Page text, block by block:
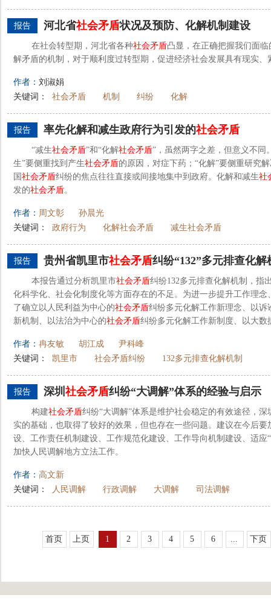
报告 河北省社会矛盾状况及预防、化解机制建设
在社会转型期，河北省各种社会矛盾凸显，在正确把握我们面
解矛盾的机制，对于顺利度过转型期，促进经济社会发展具有现实、
作者： 刘淑娟
关键词：
社会矛盾 机制 纠纷 化解
报告 率先化解和减生政府行为引发的社会矛盾
“减生社会矛盾”和“化解社会矛盾”，虽然两字之差，但意义不同
生”要侧重找到产生社会矛盾的原因，对症下药；“化解”要侧重研究
国 社会矛盾纠纷的焦点往往直接或间接地集中到政府。化解和减生社
发的社会矛盾。
作者： 周文彰
孙晨光
关键词：
政府行为 化解社会矛盾 减生社会矛盾
报告 贵州省凯里市社会矛盾纠纷“132”多元排查化解
本报告通过分析凯里市社会矛盾纠纷132多元排查化解机制，指
化科学化、社会化制度化等方面存在的不足。为进一步提升工作理
了确立以人民利益为中心的社会矛盾纠纷多元化解工作新理念、以诉
新机制、以法治为中心的社会矛盾纠纷多元化解工作新制度、以大数
作者： 冉友敏 胡江成
尹科峰
关键词：
凯里市 社会矛盾纠纷 132多元排查化解机制
报告 深圳 社会矛盾纠纷“大调解”体系的经验与启示
构建社会矛盾纠纷“大调解”体系是维护社会稳定的有效途径，深
实的基础，也取得了较好的效果，但也存在一些问题。建议在今后要
设、工作责任机制建设、工作规范化建设、工作导向机制建设、适应
加快人民调解地方立法工作。
作者： 高文新
关键词：
人民调解 行政调解 大调解 司法调解
首页 上页 1 2 3 4 5 6 ... 下页